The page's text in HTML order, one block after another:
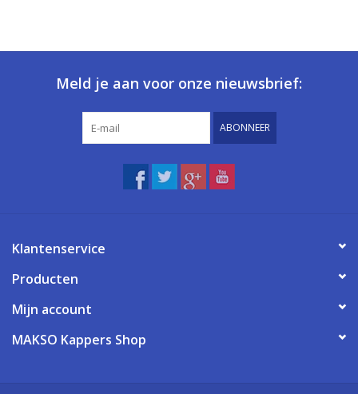
Meld je aan voor onze nieuwsbrief:
ABONNEER
Klantenservice
Producten
Mijn account
MAKSO Kappers Shop